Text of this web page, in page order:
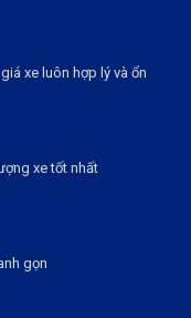
xe luôn hợp lý và ổn
xe tốt nhất
gọn